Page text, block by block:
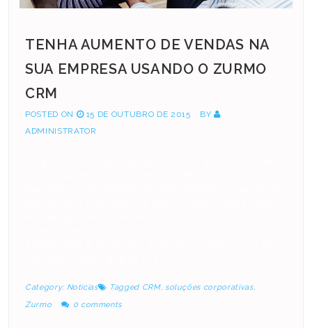
TENHA AUMENTO DE VENDAS NA
SUA EMPRESA USANDO O ZURMO
CRM
POSTED ON 15 DE OUTUBRO DE 2015
BY
ADMINISTRATOR
Category: Notícias Tagged CRM, soluções corporativas,
Zurmo
0 comments